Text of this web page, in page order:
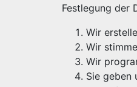
Festlegung der
Wir
Wir
Wir
Sie geben